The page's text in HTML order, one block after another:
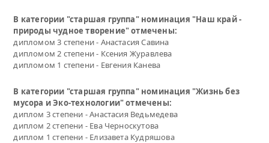
В категории "старшая группа" номинация "Наш край -
природы чудное творение" отмечены:
дипломом 3 степени - Анастасия Савина
дипломом 2 степени - Ксения Журавлева
дипломом 1 степени - Евгения Канева
В категории "старшая группа" номинация "Жизнь без
мусора и Эко-технологии" отмечены:
диплом 3 степени - Анастасия Ведьмедева
диплом 2 степени - Ева Черноскутова
диплом 1 степени - Елизавета Кудряшова